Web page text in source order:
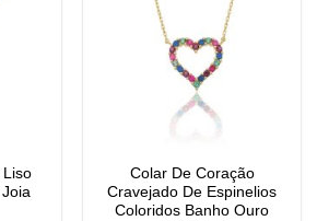
Colar De Coração
Cravejado De Espinelios
Coloridos Banho Ouro